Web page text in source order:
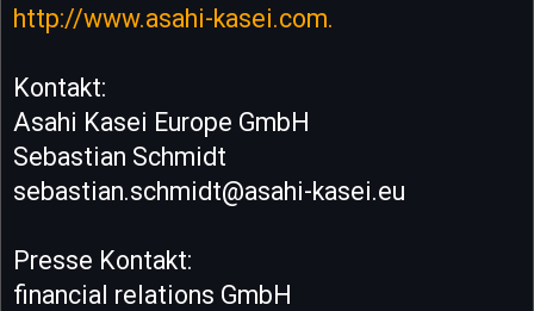
http://www.asahi-kasei.com.
Kontakt:
Asahi Kasei Europe GmbH
Sebastian Schmidt
sebastian.schmidt@asahi-kasei.eu
Presse Kontakt:
financial relations GmbH